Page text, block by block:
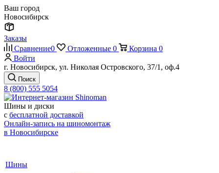
Ваш город
Новосибирск
Заказы
Сравнение0 Отложенные 0 Корзина 0
Войти
г. Новосибирск, ул. Николая Островского, 37/1, оф.4
Поиск
8 (800) 555 5054
Шины и диски
с бесплатной доставкой
Онлайн-запись на шиномонтаж
в Новосибирске
Шины